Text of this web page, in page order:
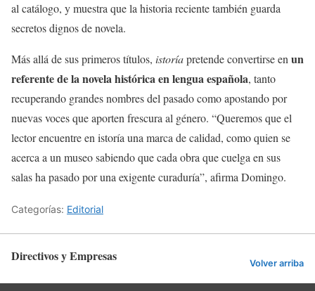
al catálogo, y muestra que la historia reciente también guarda
secretos dignos de novela.
Más allá de sus primeros títulos, istoríapretende convertirse en un
referente de la novela histórica en lengua española, tanto
recuperando grandes nombres del pasado como apostando por
nuevas voces que aporten frescura al género. “Queremos que el
lector encuentre en istoría una marca de calidad, como quien se
acerca a un museo sabiendo que cada obra que cuelga en sus
salas ha pasado por una exigente curaduría”, afirma Domingo.
Categorías: Editorial
Directivos y Empresas Volver arriba